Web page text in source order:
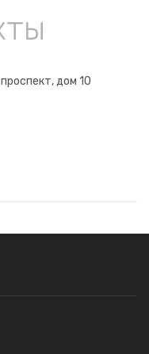
дом 10